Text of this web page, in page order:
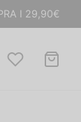
I 29,90€